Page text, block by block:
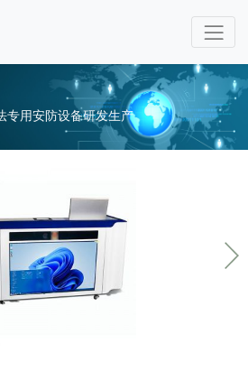
椅专业厂家-安
专用安防设备研发生产